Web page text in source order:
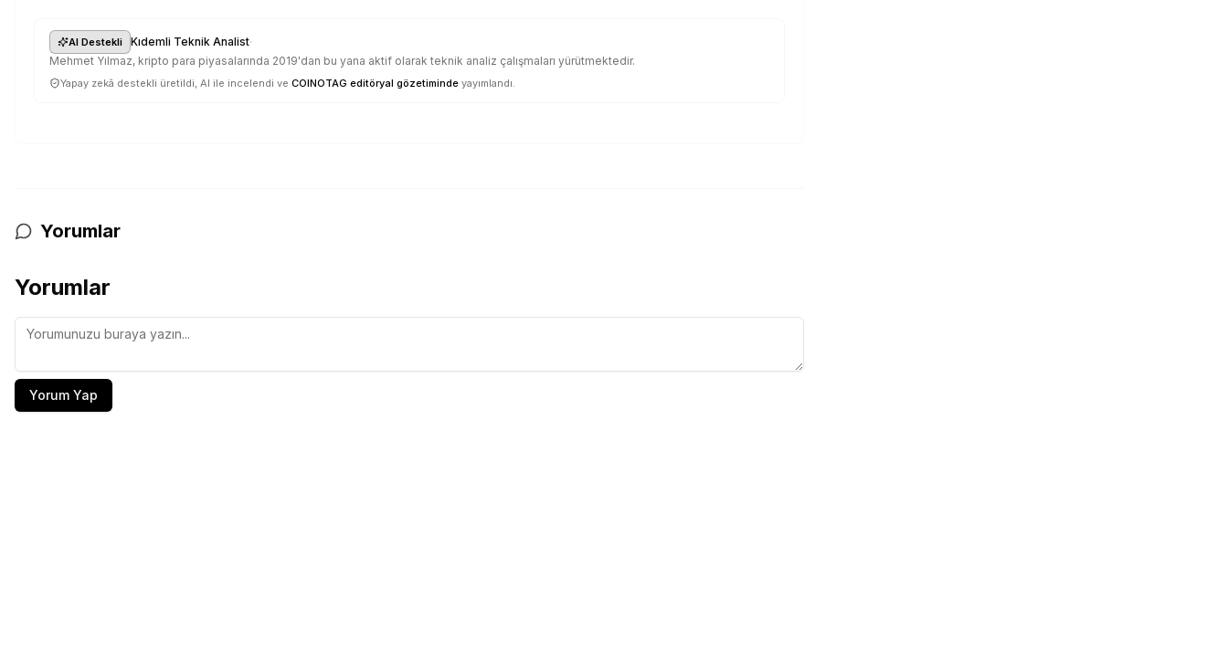
AI Destekli Kıdemli Teknik Analist·
Mehmet Yılmaz, kripto para piyasalarında 2019'dan bu yana aktif olarak teknik analiz çalışmaları yürütmektedir.
Yapay zekâ destekli üretildi, AI ile incelendi ve COINOTAG editöryal gözetiminde yayımlandı.
Yorumlar
Yorumlar
Yorum Yap